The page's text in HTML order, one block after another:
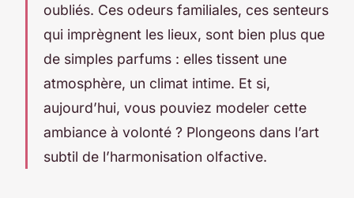
oubliés. Ces odeurs familiales, ces senteurs
qui imprègnent les lieux, sont bien plus que
de simples parfums : elles tissent une
atmosphère, un climat intime. Et si,
aujourd’hui, vous pouviez modeler cette
ambiance à volonté ? Plongeons dans l’art
subtil de l’harmonisation olfactive.